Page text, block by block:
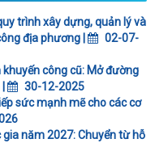
trình xây dựng, quản lý và
địa phương |
02-07-
công cũ: Mở đường
30-12-2025
sức mạnh mẽ cho các cơ
năm 2027: Chuyển từ hỗ